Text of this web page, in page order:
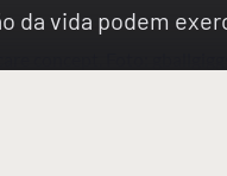
da vida podem